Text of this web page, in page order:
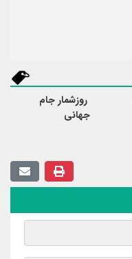
روزشمار جام
جهانی